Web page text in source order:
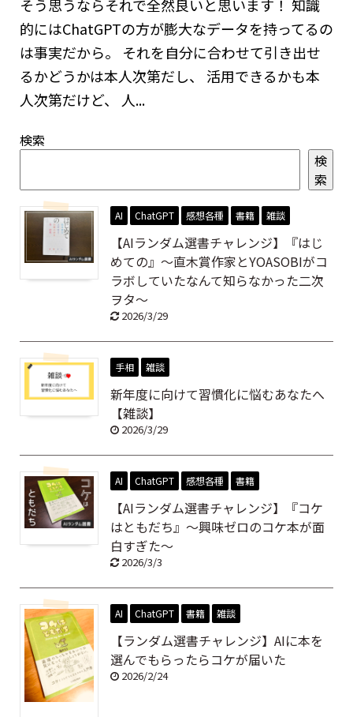
そう思うならそれで全然良いと思います！ 知識
的にはChatGPTの方が膨大なデータを持ってるの
は事実だから。 それを自分に合わせて引き出せ
るかどうかは本人次第だし、 活用できるかも本
人次第だけど、 人...
検索
検
索
AI ChatGPT 感想各種 書籍 雑談
【AIランダム選書チャレンジ】『はじ
めての』～直木賞作家とYOASOBIがコ
ラボしていたなんて知らなかった二次
ヲタ～
2026/3/29
手相 雑談
新年度に向けて習慣化に悩むあなたへ
【雑談】
2026/3/29
AI ChatGPT 感想各種 書籍
【AIランダム選書チャレンジ】『コケ
はともだち』～興味ゼロのコケ本が面
白すぎた～
2026/3/3
AI ChatGPT 書籍 雑談
【ランダム選書チャレンジ】AIに本を
選んでもらったらコケが届いた
2026/2/24